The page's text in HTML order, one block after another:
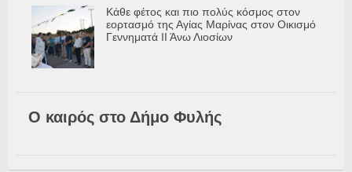
Κάθε φέτος και πιο πολύς κόσμος στον
εορτασμό της Αγίας Μαρίνας στον Οικισμό
Γεννηματά ΙΙ Άνω Λιοσίων
Ο καιρός στο Δήμο Φυλής